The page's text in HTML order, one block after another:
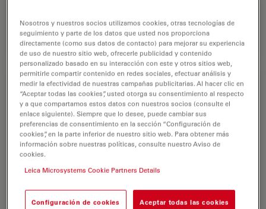
Nosotros y nuestros socios utilizamos cookies, otras tecnologías de
seguimiento y parte de los datos que usted nos proporciona
directamente (como sus datos de contacto) para mejorar su experiencia
de uso de nuestro sitio web, ofrecerle publicidad y contenido
personalizado basado en su interacción con este y otros sitios web,
permitirle compartir contenido en redes sociales, efectuar análisis y
medir la efectividad de nuestras campañas publicitarias. Al hacer clic en
“Aceptar todas las cookies”, usted otorga su consentimiento al respecto
y a que compartamos estos datos con nuestros socios (consulte el
enlace siguiente). Siempre que lo desee, puede cambiar sus
preferencias de consentimiento en la sección “Configuración de
cookies”, en la parte inferior de nuestro sitio web. Para obtener más
información sobre nuestras políticas, consulte nuestro Aviso de
cookies.
Leica Microsystems Cookie Partners Details
Configuración de cookies Aceptar todas las cookies